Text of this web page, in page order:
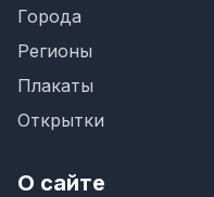
Города
Регионы
Плакаты
Открытки
О сайте